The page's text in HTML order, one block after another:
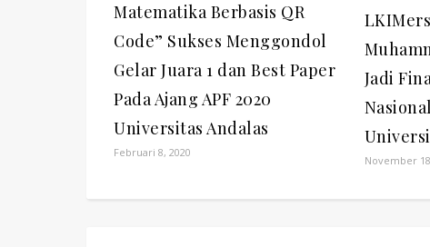
Matematika Berbasis QR
Code” Sukses Menggondol
Gelar Juara 1 dan Best Paper
Pada Ajang APF 2020
Universitas Andalas
Februari 8, 2020
Jadi
November